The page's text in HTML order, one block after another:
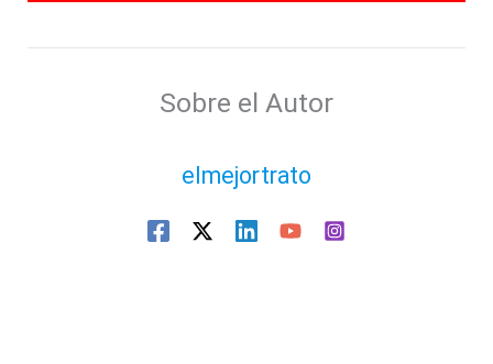
Sobre el Autor
elmejortrato